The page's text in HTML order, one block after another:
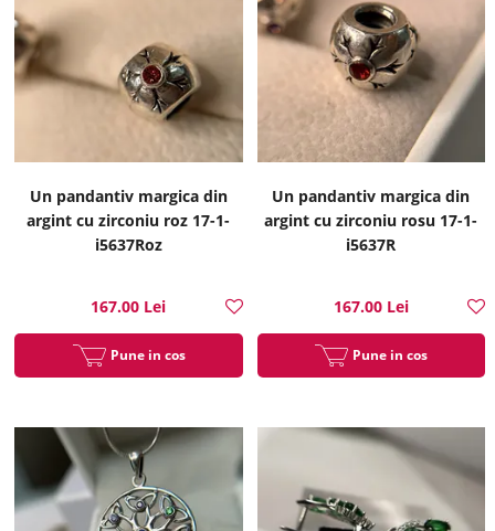
Un pandantiv margica din
argint cu zirconiu roz 17-1-
i5637Roz
167.00 Lei
Pune in cos
Un pandantiv margica din
argint cu zirconiu rosu 17-1-
i5637R
167.00 Lei
Pune in cos